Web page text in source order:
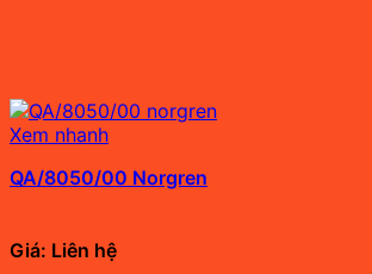
Xem nhanh
QA/8050/00 Norgren
Giá: Liên hệ